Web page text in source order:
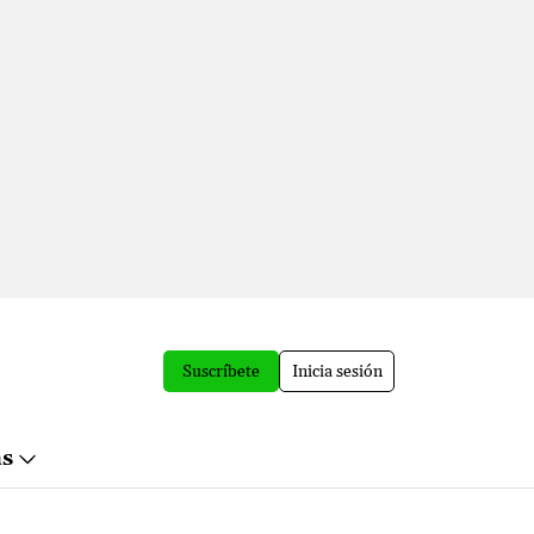
Suscríbete Inicia sesión